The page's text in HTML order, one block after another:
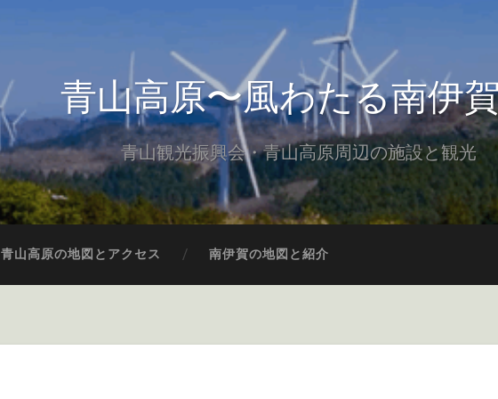
青山高原〜風わたる南伊
青山観光振興会・青山高原周辺の施設と観光
青山高原の地図とアクセス 南伊賀の地図と紹介